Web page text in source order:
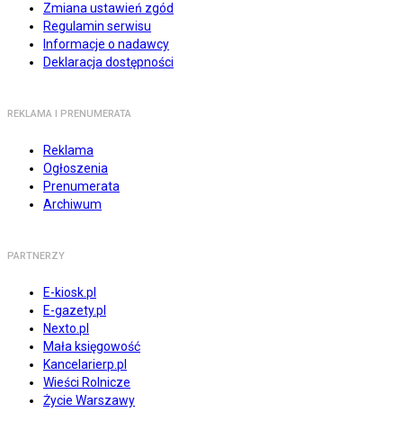
Zmiana ustawień zgód
Regulamin serwisu
Informacje o nadawcy
Deklaracja dostępności
REKLAMA I PRENUMERATA
Reklama
Ogłoszenia
Prenumerata
Archiwum
PARTNERZY
E-kiosk.pl
E-gazety.pl
Nexto.pl
Mała księgowość
Kancelarierp.pl
Wieści Rolnicze
Życie Warszawy